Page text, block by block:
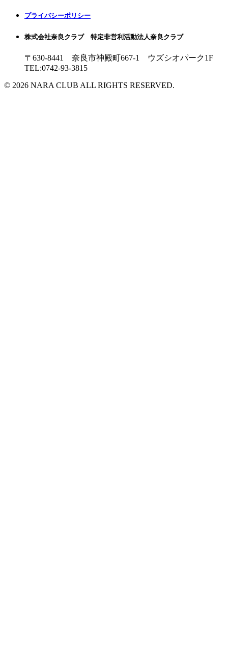
プライバシーポリシー
株式会社奈良クラブ 特定非営利活動法人奈良クラブ
〒630-8441 奈良市神殿町667-1
ウズシオパーク1F
TEL:0742-93-3815
© 2026 NARA CLUB ALL RIGHTS RESERVED.